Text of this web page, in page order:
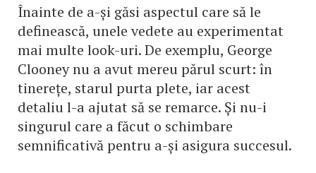
Înainte de a-și găsi aspectul care să le
definească, unele vedete au experimentat
mai multe look-uri. De exemplu, George
Clooney nu a avut mereu părul scurt: în
tinerețe, starul purta plete, iar acest
detaliu l-a ajutat să se remarce. Și nu-i
singurul care a făcut o schimbare
semnificativă pentru a-și asigura succesul.